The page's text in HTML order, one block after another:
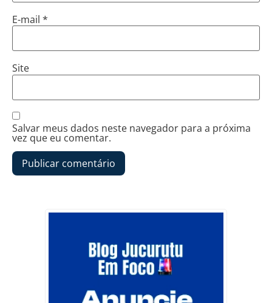
E-mail *
Site
Salvar meus dados neste navegador para a próxima
vez que eu comentar.